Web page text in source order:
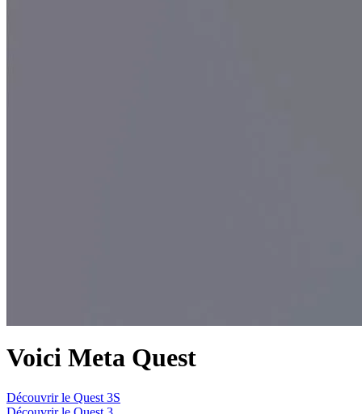
Voici Meta Quest
Découvrir le Quest 3S